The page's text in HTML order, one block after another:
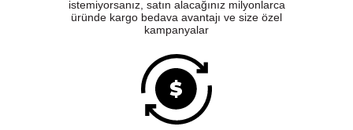
istemiyorsanız, satın alacağınız milyonlarca
üründe kargo bedava avantajı ve size özel
kampanyalar